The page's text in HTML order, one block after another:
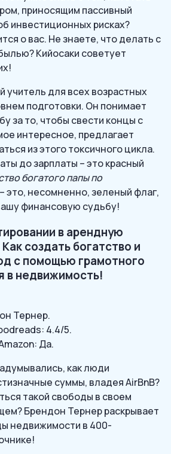
приносящим пассивный
инвестиционных рисках?
о вас. Не знаете, что делать с
Кийосаки советует
учитель для всех возрастных
подготовки. Он понимает
за то, чтобы свести концы с
интересное, предлагает
из этого токсичного цикла.
до зарплаты – это красный
богатого папы по
это, несомненно, зеленый флаг,
финансовую судьбу!
в арендную
создать богатство и
с помощью грамотного
в недвижимость!
Тернер.
4.4/5.
Да.
как люди
суммы, владея AirBnB?
такой свободы в своем
Брендон Тернер раскрывает
недвижимости в 400-